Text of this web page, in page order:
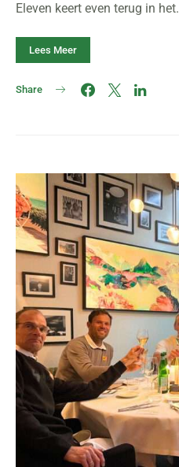
Eleven keert even terug in
Lees Meer
Share